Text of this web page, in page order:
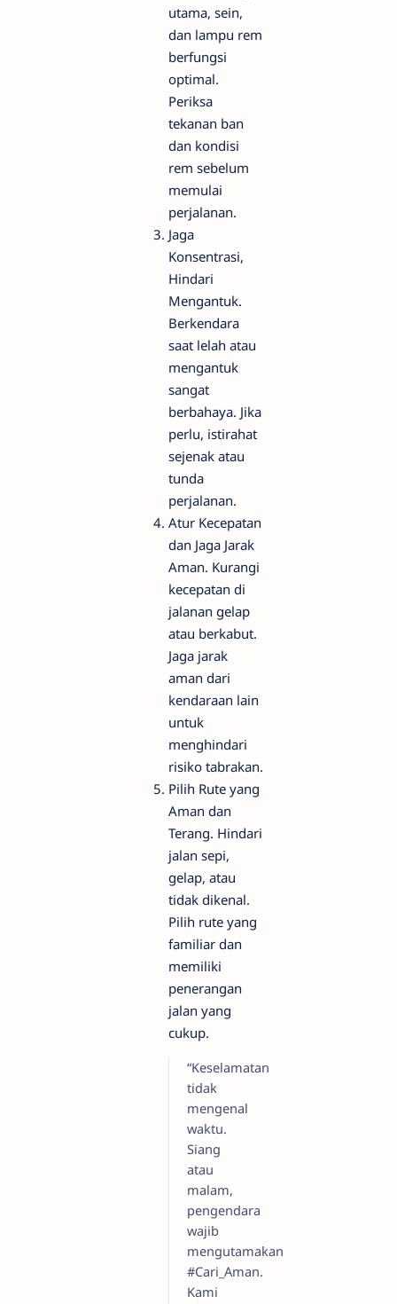
utama, sein,
dan lampu rem
berfungsi
optimal.
Periksa
tekanan ban
dan kondisi
rem sebelum
memulai
perjalanan.
Jaga
Konsentrasi,
Hindari
Mengantuk.
Berkendara
saat lelah atau
mengantuk
sangat
berbahaya. Jika
perlu, istirahat
sejenak atau
tunda
perjalanan.
Atur Kecepatan
dan Jaga Jarak
Aman. Kurangi
kecepatan di
jalanan gelap
atau berkabut.
Jaga jarak
aman dari
kendaraan lain
untuk
menghindari
risiko tabrakan.
Pilih Rute yang
Aman dan
Terang. Hindari
jalan sepi,
gelap, atau
tidak dikenal.
Pilih rute yang
familiar dan
memiliki
penerangan
jalan yang
cukup.
“Keselamatan
tidak
mengenal
waktu.
Siang
atau
malam,
pengendara
wajib
mengutamakan
#Cari_Aman.
Kami